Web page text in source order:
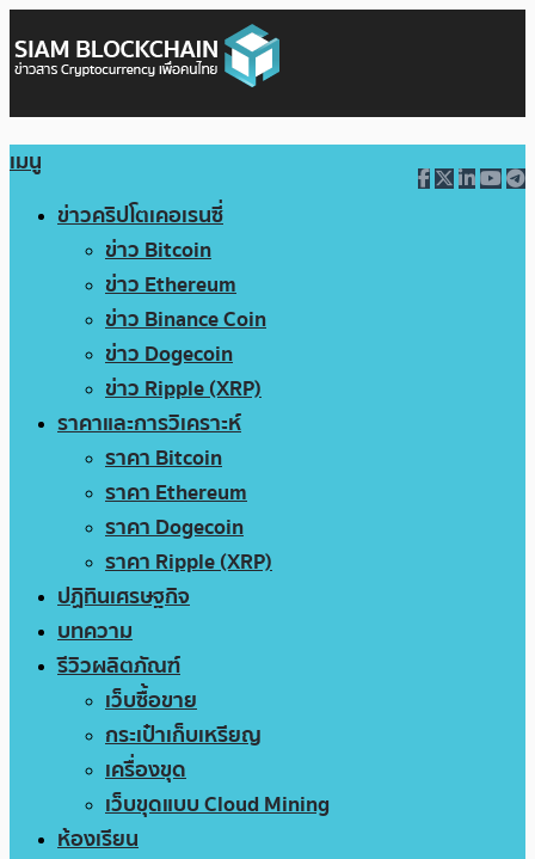
เมนู
ข่าวคริปโตเคอเรนซี่
ข่าว Bitcoin
ข่าว Ethereum
ข่าว Binance Coin
ข่าว Dogecoin
ข่าว Ripple (XRP)
ราคาและการวิเคราะห์
ราคา Bitcoin
ราคา Ethereum
ราคา Dogecoin
ราคา Ripple (XRP)
ปฏิทินเศรษฐกิจ
บทความ
รีวิวผลิตภัณฑ์
เว็บซื้อขาย
กระเป๋าเก็บเหรียญ
เครื่องขุด
เว็บขุดแบบ Cloud Mining
ห้องเรียน